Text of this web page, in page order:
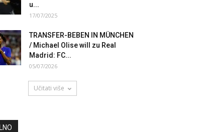
u...
17/07/2025
TRANSFER-BEBEN IN MÜNCHEN
/ Michael Olise will zu Real
Madrid: FC...
05/07/2026
Učitati više